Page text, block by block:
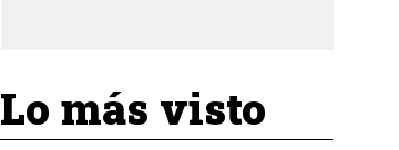
Lo más visto